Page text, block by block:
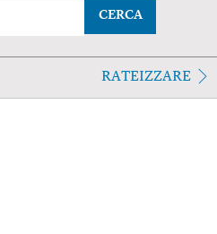
CERCA
RATEIZZARE